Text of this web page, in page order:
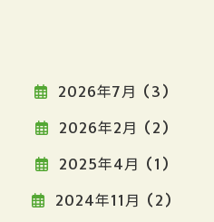
2026年7月 (3)
2026年2月 (2)
2025年4月 (1)
2024年11月 (2)